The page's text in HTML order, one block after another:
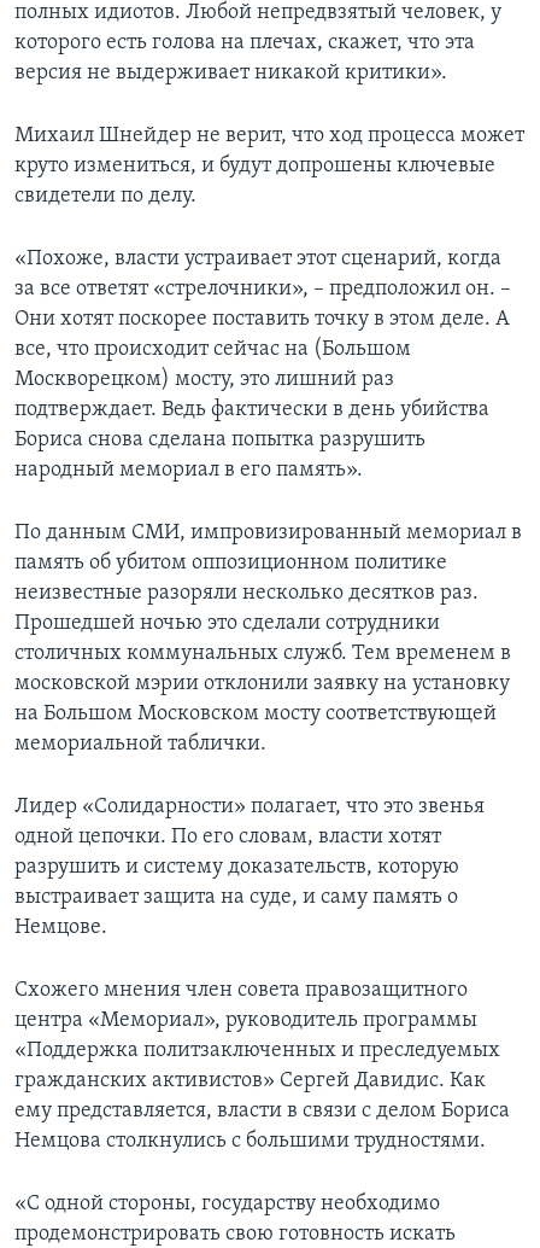
полных идиотов. Любой непредвзятый человек, у
которого есть голова на плечах, скажет, что эта
версия не выдерживает никакой критики».
Михаил Шнейдер не верит, что ход процесса может
круто измениться, и будут допрошены ключевые
свидетели по делу.
«Похоже, власти устраивает этот сценарий, когда
за все ответят «стрелочники», – предположил он. –
Они хотят поскорее поставить точку в этом деле. А
все, что происходит сейчас на (Большом
Москворецком) мосту, это лишний раз
подтверждает. Ведь фактически в день убийства
Бориса снова сделана попытка разрушить
народный мемориал в его память».
По данным СМИ, импровизированный мемориал в
память об убитом оппозиционном политике
неизвестные разоряли несколько десятков раз.
Прошедшей ночью это сделали сотрудники
столичных коммунальных служб. Тем временем в
московской мэрии отклонили заявку на установку
на Большом Московском мосту соответствующей
мемориальной таблички.
Лидер «Солидарности» полагает, что это звенья
одной цепочки. По его словам, власти хотят
разрушить и систему доказательств, которую
выстраивает защита на суде, и саму память о
Немцове.
Схожего мнения член совета правозащитного
центра «Мемориал», руководитель программы
«Поддержка политзаключенных и преследуемых
гражданских активистов» Сергей Давидис. Как
ему представляется, власти в связи с делом Бориса
Немцова столкнулись с большими трудностями.
«С одной стороны, государству необходимо
продемонстрировать свою готовность искать